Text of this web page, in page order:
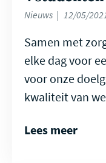
Nieuws 12/05/
Samen met
elke dag voor
voor onze
kwaliteit van
Lees meer